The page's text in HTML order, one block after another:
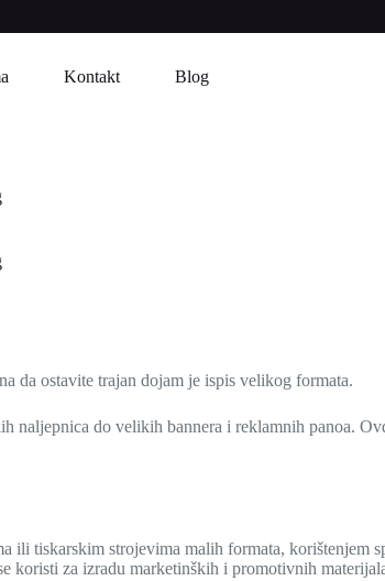
Kontakt Blog
da ostavite trajan dojam je ispis velikog formata.
do velikih bannera i reklamnih panoa.
tiskarskim strojevima malih formata, korištenjem
za izradu marketinških i promotivnih